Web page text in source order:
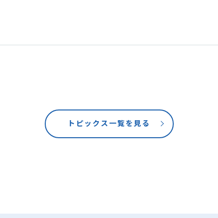
トピックス一覧を見る